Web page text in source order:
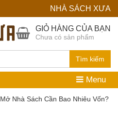
NHÀ SÁCH XƯA
Hệ
Thống
Sách
Cũ
Tìm kiếm
GIỎ HÀNG CỦA BẠN
Chưa có sản phẩm
Menu
Mở Nhà Sách Cần Bao Nhiêu Vốn?